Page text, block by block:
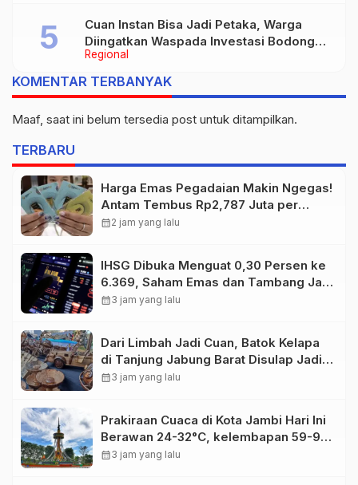
Regional
Cuan Instan Bisa Jadi Petaka, Warga
Diingatkan Waspada Investasi Bodong
dan Judi Online
KOMENTAR TERBANYAK
Maaf, saat ini belum tersedia post untuk ditampilkan.
TERBARU
Harga Emas Pegadaian Makin Ngegas!
Antam Tembus Rp2,787 Juta per
Gram
calendar_month2 jam yang lalu
IHSG Dibuka Menguat 0,30 Persen ke
6.369, Saham Emas dan Tambang Jadi
Penggerak
calendar_month3 jam yang lalu
Dari Limbah Jadi Cuan, Batok Kelapa
di Tanjung Jabung Barat Disulap Jadi
Kerajinan Bernilai Tinggi
calendar_month3 jam yang lalu
Prakiraan Cuaca di Kota Jambi Hari Ini
Berawan 24-32°C, kelembapan 59-97
persen.
calendar_month3 jam yang lalu